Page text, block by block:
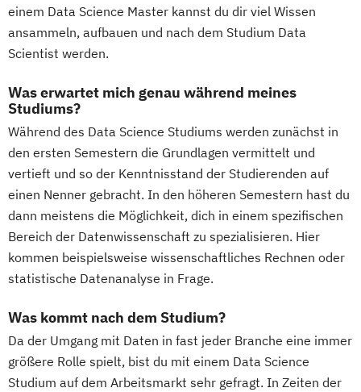
einem Data Science Master kannst du dir viel Wissen
ansammeln, aufbauen und nach dem Studium Data
Scientist werden.
Was erwartet mich genau während meines
Studiums?
Während des Data Science Studiums werden zunächst in
den ersten Semestern die Grundlagen vermittelt und
vertieft und so der Kenntnisstand der Studierenden auf
einen Nenner gebracht. In den höheren Semestern hast du
dann meistens die Möglichkeit, dich in einem spezifischen
Bereich der Datenwissenschaft zu spezialisieren. Hier
kommen beispielsweise wissenschaftliches Rechnen oder
statistische Datenanalyse in Frage.
Was kommt nach dem Studium?
Da der Umgang mit Daten in fast jeder Branche eine immer
größere Rolle spielt, bist du mit einem Data Science
Studium auf dem Arbeitsmarkt sehr gefragt. In Zeiten der